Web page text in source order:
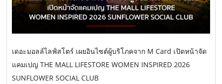
เดอะมอลล์ไลฟ์สโตร์ เผยอินไซต์ผู้บริโภคจาก M Card เปิดหน้าจัด
แคมเปญ THE MALL LIFESTORE WOMEN INSPIRED 2026
SUNFLOWER SOCIAL CLUB